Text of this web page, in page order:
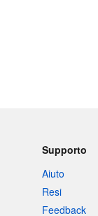
Supporto
Aiuto
Resi
Feedback